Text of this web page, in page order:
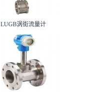
LUGB涡街流量计